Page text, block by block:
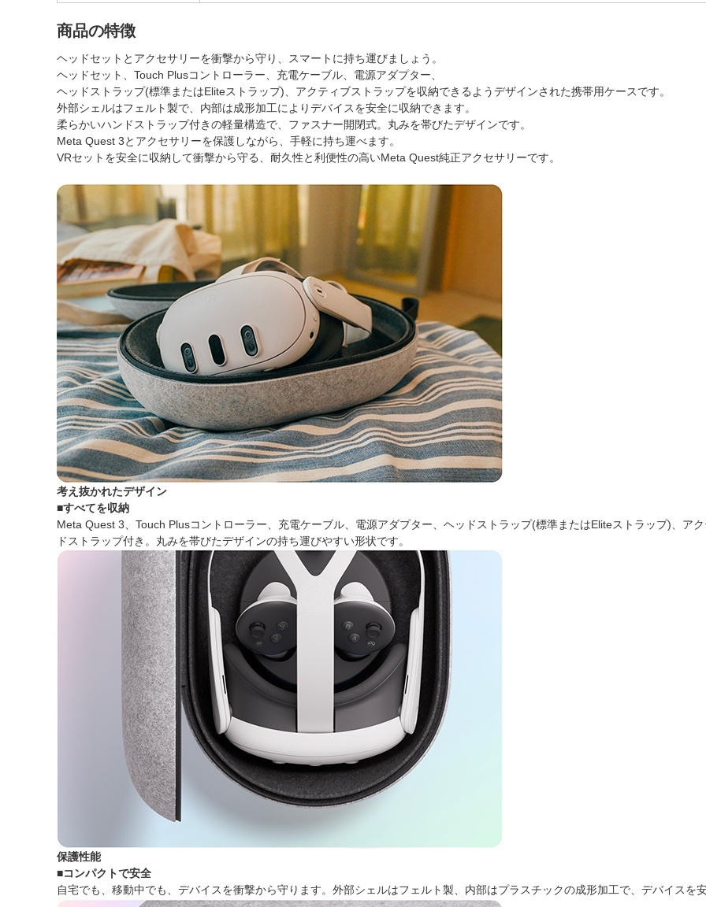
商品の特徴
ヘッドセットとアクセサリーを衝撃から守り、スマートに持ち運びましょう。
ヘッドセット、Touch Plusコントローラー、充電ケーブル、電源アダプター、
ヘッドストラップ(標準またはEliteストラップ)、アクティブストラップを収納できるようデザインされた携帯用ケースです。
外部シェルはフェルト製で、内部は成形加工によりデバイスを安全に収納できます。
柔らかいハンドストラップ付きの軽量構造で、ファスナー開閉式。丸みを帯びたデザインです。
Meta Quest 3とアクセサリーを保護しながら、手軽に持ち運べます。
VRセットを安全に収納して衝撃から守る、耐久性と利便性の高いMeta Quest純正アクセサリーです。
考え抜かれたデザイン
■すべてを収納
Meta Quest 3、Touch Plusコントローラー、充電ケーブル、電源アダプター、ヘッドストラップ(標準またはEliteストラップ)、ア
ドストラップ付き。丸みを帯びたデザインの持ち運びやすい形状です。
保護性能
■コンパクトで安全
自宅でも、移動中でも、デバイスを衝撃から守ります。外部シェルはフェルト製、内部はプラスチックの成形加工で、デバイスを